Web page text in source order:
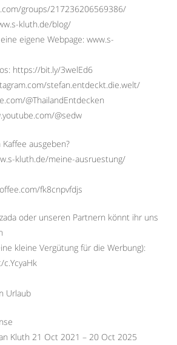
groups/217236206569386/
kluth.de/blog/
eigene Webpage: www.s-
https://bit.ly/3welEd6
stefan.entdeckt.die.welt/
@ThailandEntdecken
@sedw
ausgeben?
kluth.de/meine-ausruestung/
fk8cnpvfdjs
oder unseren Partnern könnt ihr uns
kleine Vergütung für die Werbung):
Urlaub
Kluth 21 Oct 2021 – 20 Oct 2025